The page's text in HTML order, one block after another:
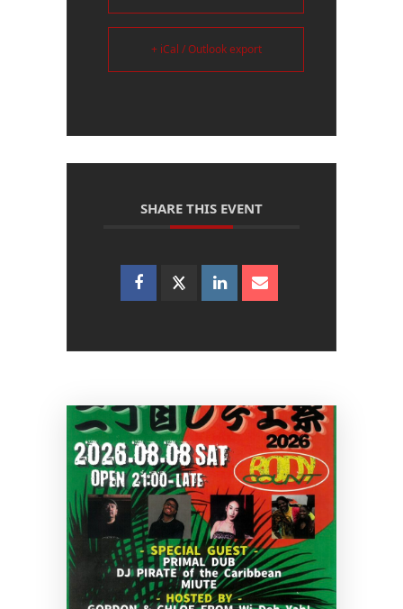
+ iCal / Outlook export
SHARE THIS EVENT